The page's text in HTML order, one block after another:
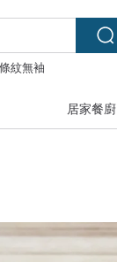
條紋無袖
居家餐廚